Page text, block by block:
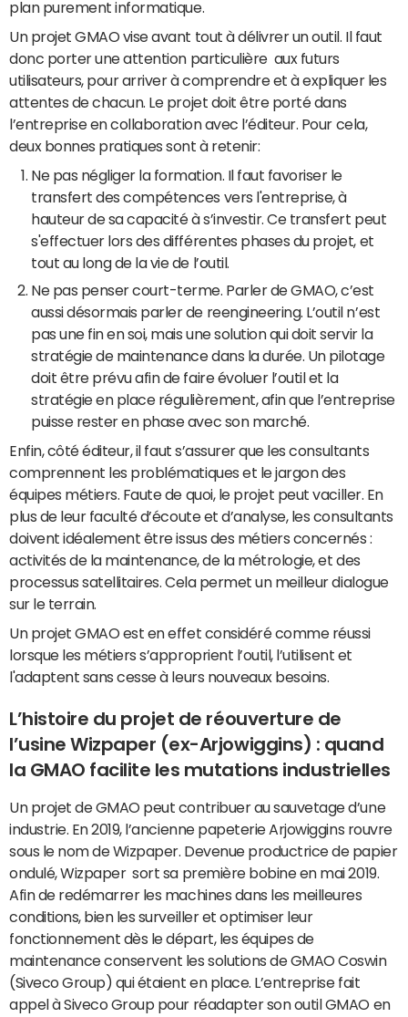
plan purement informatique.
Un projet GMAO vise avant tout à délivrer un outil. Il faut
donc porter une attention particulière aux futurs
utilisateurs, pour arriver à comprendre et à expliquer les
attentes de chacun. Le projet doit être porté dans
l’entreprise en collaboration avec l’éditeur. Pour cela,
deux bonnes pratiques sont à retenir:
Ne pas négliger la formation. Il faut favoriser le
transfert des compétences vers l'entreprise, à
hauteur de sa capacité à s’investir. Ce transfert peut
s'effectuer lors des différentes phases du projet, et
tout au long de la vie de l’outil.
Ne pas penser court-terme. Parler de GMAO, c’est
aussi désormais parler de reengineering. L’outil n’est
pas une fin en soi, mais une solution qui doit servir la
stratégie de maintenance dans la durée. Un pilotage
doit être prévu afin de faire évoluer l’outil et la
stratégie en place régulièrement, afin que l’entreprise
puisse rester en phase avec son marché.
Enfin, côté éditeur, il faut s’assurer que les consultants
comprennent les problématiques et le jargon des
équipes métiers. Faute de quoi, le projet peut vaciller. En
plus de leur faculté d’écoute et d’analyse, les consultants
doivent idéalement être issus des métiers concernés :
activités de la maintenance, de la métrologie, et des
processus satellitaires. Cela permet un meilleur dialogue
sur le terrain.
Un projet GMAO est en effet considéré comme réussi
lorsque les métiers s’approprient l’outil, l’utilisent et
l'adaptent sans cesse à leurs nouveaux besoins.
L’histoire du projet de réouverture de
l’usine Wizpaper (ex-Arjowiggins) : quand
la GMAO facilite les mutations industrielles
Un projet de GMAO peut contribuer au sauvetage d’une
industrie. En 2019, l’ancienne papeterie Arjowiggins rouvre
sous le nom de Wizpaper. Devenue productrice de papier
ondulé, Wizpaper sort sa première bobine en mai 2019.
Afin de redémarrer les machines dans les meilleures
conditions, bien les surveiller et optimiser leur
fonctionnement dès le départ, les équipes de
maintenance conservent les solutions de GMAO Coswin
(Siveco Group) qui étaient en place. L’entreprise fait
appel à Siveco Group pour réadapter son outil GMAO en